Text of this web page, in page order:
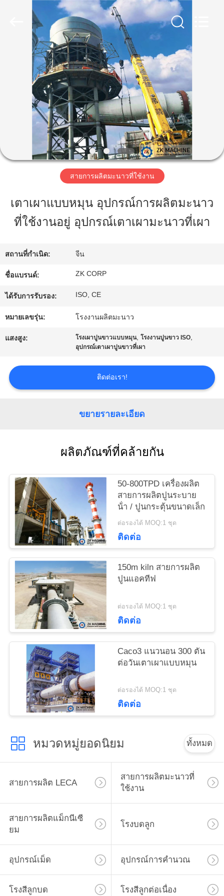
สินค้า
VR
เกี่ยว
กับ
เรา
ควบคุม
เรา
ข่าว
ขอ
ใบ
เสนอ
ราคา
แผนผัง
เว็บไซต์
นโยบาย
ความ
เป็น
ส่วน
ตัว
สายการผลิตมะนาวที่ใช้งาน
เตาเผาแบบหมุน อุปกรณ์การผลิตมะนาว
ที่ใช้งานอยู่ อุปกรณ์เตาเผามะนาวที่เผา
สถานที่กำเนิด: จีน
ชื่อแบรนด์: ZK CORP
ได้รับการรับรอง: ISO, CE
หมายเลขรุ่น: โรงงานผลิตมะนาว
แสงสูง: โรงเผาปูนขาวแบบหมุน,โรงงานปูนขาว ISO,
อุปกรณ์เตาเผาปูนขาวที่เผา
ติดต่อเรา!
ขยายรายละเอียด
ผลิตภัณฑ์ที่คล้ายกัน
50-800TPD เครื่องผลิต
สายการผลิตปูนระบาย
น้ํา / ปูนกระตุ้นขนาดเล็ก
ต่อรองได้ MOQ:1 ชุด
ติดต่อ
150m kiln สายการผลิต
ปูนแอคทีฟ
ต่อรองได้ MOQ:1 ชุด
ติดต่อ
Caco3 แนวนอน 300 ตัน
ต่อวันเตาเผาแบบหมุน
ต่อรองได้ MOQ:1 ชุด
ติดต่อ
หมวดหมู่ยอดนิยม ทั้งหมด
สายการผลิต LECA
สายการผลิตมะนาวที่
ใช้งาน
สายการผลิตแม็กนีเซี
ยม
โรงบดลูก
อุปกรณ์เม็ด อุปกรณ์การคำนวณ
โรงสีลูกบด โรงสีลูกต่อเนื่อง